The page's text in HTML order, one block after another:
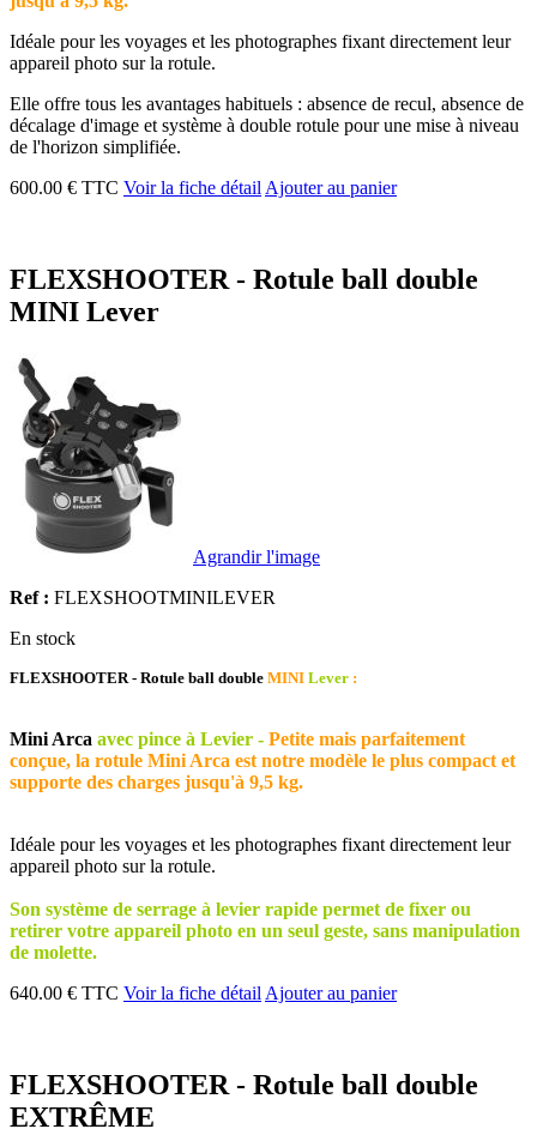
Idéale pour les voyages et les photographes fixant directement leur
appareil photo sur la rotule.
Elle offre tous les avantages habituels : absence de recul, absence de
décalage d'image et système à double rotule pour une mise à niveau
de l'horizon simplifiée.
600.00 € TTC Voir la fiche détail Ajouter au panier
FLEXSHOOTER - Rotule ball double
MINI Lever
Agrandir l'image
Ref : FLEXSHOOTMINILEVER
En stock
FLEXSHOOTER - Rotule ball double MINI Lever :
Mini Arca avec pince à Levier - Petite mais parfaitement
conçue, la rotule Mini Arca est notre modèle le plus compact et
supporte des charges jusqu'à 9,5 kg.
Idéale pour les voyages et les photographes fixant directement leur
appareil photo sur la rotule.
Son système de serrage à levier rapide permet de fixer ou
retirer votre appareil photo en un seul geste, sans manipulation
de molette.
640.00 € TTC Voir la fiche détail Ajouter au panier
FLEXSHOOTER - Rotule ball double
EXTRÊME